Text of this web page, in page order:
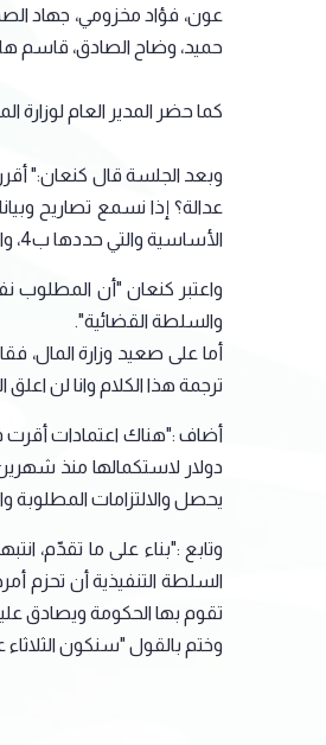
عون، فؤاد مخزومي، جهاد
حميد، وضاح الصادق، قاسم
كما حضر المدير العام لوزارة
وبعد الجلسة قال كنعان:"
عدالة؟ إذا نسمع تصاريح
الأساسية والتي حددها ب4، والحاجة، للنظر في امكان تأمين بعضها من خلال بند احتياط الموازنة الذي علّقناه".
واعتبر كنعان "أن المطلوب
والسلطة القضائية".
ترجمة هذا الكلام وانا لن
دولار لاستكمالها منذ
يحصل والالتزامات المطلوبة
السلطة التنفيذية أن تحزم
تقوم بها الحكومة ويصادق
وختم بالقول "سنكون الثلاثاء